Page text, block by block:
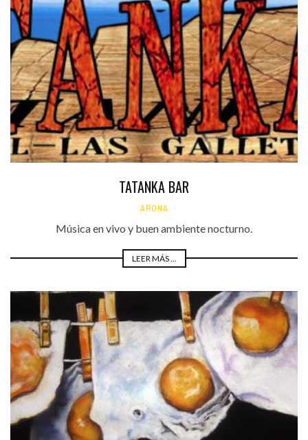
TATANKA BAR
ARONA
Música en vivo y buen ambiente nocturno.
LEER MÁS ...